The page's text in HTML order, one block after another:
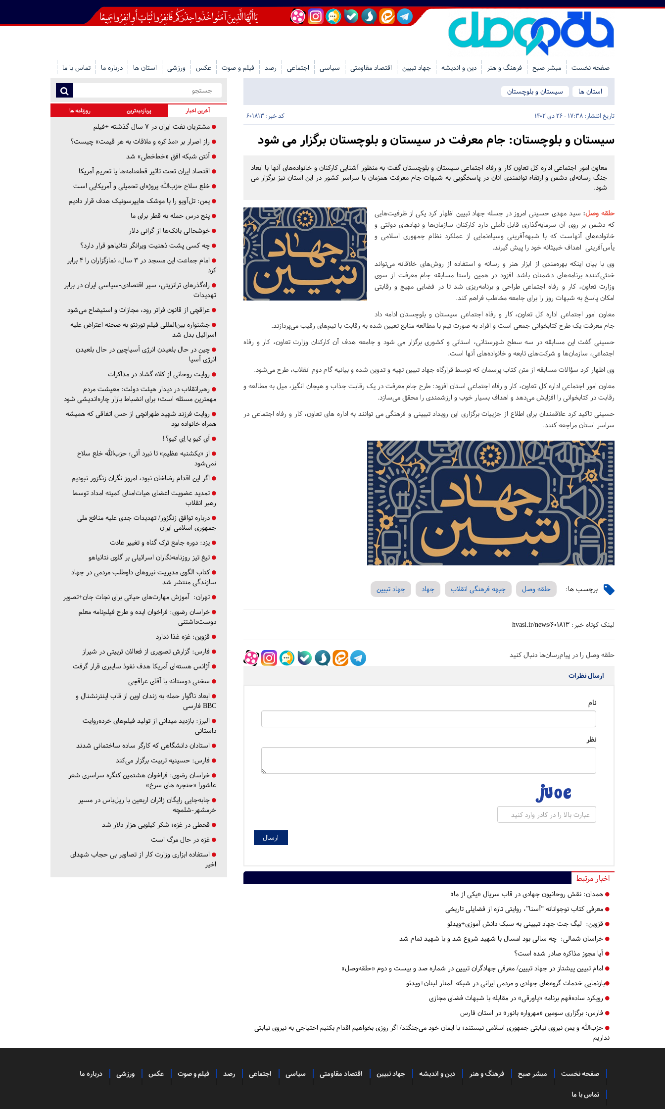
صفحه نخست مبشر صبح فرهنگ و هنر دین و اندیشه جهاد تبیین اقتصاد مقاومتی سیاسی اجتماعی رصد فیلم و صوت عکس ورزشی استان ها درباره ما تماس با ما
استان ها سیستان و بلوچستان
تاریخ انتشار: 17:38 - 26 دی 1402 کد خبر: 601813
سیستان و بلوچستان: جام معرفت در سیستان و بلوچستان برگزار می شود
معاون امور اجتماعی اداره کل تعاون کار و رفاه اجتماعی سیستان و بلوچستان گفت به منظور آشنایی کارکنان و خانواده‌های آنها با ابعاد
جنگ رسانه‌ای دشمن و ارتقاء توانمندی آنان در پاسخگویی به شبهات جام معرفت همزمان با سراسر کشور در این استان نیز برگزار می
شود.
حلقه وصل: سید مهدی حسینی امروز در جسله جهاد تبیین اظهار کرد یکی از ظرفیت‌هایی
که دشمن بر روی آن سرمایه‌گذاری قابل تأملی دارد کارکنان سازمان‌ها و نهادهای دولتی و
خانواده‌های آنهاست که با شبهه‌آفرینی وسیاه‌نمایی از عملکرد نظام جمهوری اسلامی و
یأس‌آفرینی اهداف خبیثانه خود را پیش گیرند.
وی با بیان اینکه بهره‌مندی از ابزار هنر و رسانه و استفاده از روش‌های خلاقانه می‌تواند
خنثی‌کننده برنامه‌های دشمنان باشد افزود در همین راستا مسابقه جام معرفت از سوی
وزارت تعاون، کار و رفاه اجتماعی طراحی و برنامه‌ریزی شد تا در فضایی مهیج و رقابتی
امکان پاسخ به شبهات روز را برای جامعه مخاطب فراهم کند.
معاون امور اجتماعی اداره کل تعاون، کار و رفاه اجتماعی سیستان و بلوچستان ادامه داد
جام معرفت یک طرح کتابخوانی جمعی است و افراد به صورت تیم با مطالعه منابع تعیین شده به رقابت با تیم‌های رقیب می‌پردازند.
حسینی گفت این مسابقه در سه سطح شهرستانی، استانی و کشوری برگزار می شود و جامعه هدف آن کارکنان وزارت تعاون، کار و رفاه
اجتماعی، سازمان‌ها و شرکت‌های تابعه و خانواده‌های آنها است.
وی اظهار کرد سؤالات مسابقه از متن کتاب پرسمان که توسط قرارگاه جهاد تبیین تهیه و تدوین شده و بیانیه گام دوم انقلاب، طرح می‌شود.
معاون امور اجتماعی اداره کل تعاون، کار و رفاه اجتماعی استان افزود: طرح جام معرفت در یک رقابت جذاب و هیجان انگیز، میل به مطالعه و
رقابت در کتابخوانی را افزایش می‌دهد و اهداف بسیار خوب و ارزشمندی را محقق می‌سازد.
حسینی تاکید کرد علاقمندان برای اطلاع از جزییات برگزاری این رویداد تبیینی و فرهنگی می توانند به اداره های تعاون، کار و رفاه اجتماعی در
سراسر استان مراجعه کنند.
برچسب ها: حلقه وصل جبهه فرهنگی انقلاب جهاد جهاد تبیین
لینک کوتاه خبر: hvasl.ir/news/601813
حلقه وصل را در پیام‌رسان‌ها دنبال کنید
ارسال نظرات
نام
نظر
اخبار مرتبط
همدان: نقش روحانیون جهادی در قاب سریال «یکی از ما»
معرفی کتاب نوجوانانه “آسنا”، روایتی تازه از فضایلی تاریخی
قزوین: لیگ جت جهاد تبیینی به سبک دانش آموزی+ویدئو
خراسان شمالی: چه سالی بود امسال با شهید شروع شد و با شهید تمام شد
آیا مجوز مذاکره صادر شده است؟
امام تبیین پیشتاز در جهاد تبیین/ معرفی جهادگران تبیین در شماره صد و بیست و دوم «حلقه‌وصل»
​​​​​​​بازنمایی خدمات گروه‌های جهادی و مردمی ایرانی در شبکه المنار لبنان+ویدئو
رویکرد ساده‌فهم برنامه «پاورقی» در مقابله با شبهات فضای مجازی
فارس: برگزاری سومین «مهرواره بانور» در استان فارس
حزب‌الله و یمن نیروی نیابتی جمهوری اسلامی نیستند؛ با ایمان خود می‌جنگند/ اگر روزی بخواهیم اقدام بکنیم احتیاجی به نیروی نیابتی
نداریم
آخرین اخبار پربازدیدترین روزنامه ها
مشتریان نفت ایران در ۷ سال گذشته +فیلم
راز اصرار بر «مذاکره و ملاقات به هر قیمت» چیست؟
آنتن شبکه افق «خط‌خطی» شد
اقتصاد ایران تحت تاثیر قطعنامه‌ها یا تحریم‌ آمریکا
خلع سلاح حزب‌الله پروژه‌ای تحمیلی و آمریکایی است
یمن: تل‌آویو را با موشک هایپرسونیک هدف قرار دادیم
پنج درس‌ حمله به قطر برای ما
خوشحالی بانک‌ها از گرانی دلار
چه کسی پشت ذهنیت ویرانگر نتانیاهو قرار دارد؟
امام جماعت این مسجد در ۳ سال، نمازگزاران را ۴ برابر
کرد
راه‌گذرهای ترانزیتی، سپر اقتصادی-سیاسی ایران در برابر
تهدیدات
عراقچی از قانون فراتر رود، مجازات و استیضاح می‌شود
جشنواره بین‌المللی فیلم تورنتو به صحنه اعتراض علیه
اسرائیل بدل شد
چین در حال بلعیدن انرژی آسیاچین در حال بلعیدن
انرژی آسیا
روایت روحانی از کلاه گشاد در مذاکرات
رهبرانقلاب در دیدار هیئت دولت: معیشت مردم
مهمترین مسئله است؛ برای انضباط بازار چاره‌اندیشی شود
روایت فرزند شهید طهرانچی از حس اتفاقی که همیشه
همراه خانواده بود
آي كيو يا اِي كيو؟!
از «یکشنبه عظیم» تا نبرد آتی؛ حزب‌الله خلع سلاح
نمی‌شود
اگر این اقدام رضاخان نبود، امروز نگران زنگزور نبودیم
تمدید عضویت اعضای هیات‌امنای کمیته امداد توسط
رهبر انقلاب
درباره توافق زنگزور/ تهدیدات جدی علیه منافع ملی
جمهوری اسلامی ایران
یزد: دوره جامع ترک گناه و تغییر عادت
تیغ تیز روزنامه‌نگاران اسرائیلی بر گلوی نتانیاهو
کتاب الگوی مدیریت نیروهای داوطلب مردمی در جهاد
سازندگی منتشر شد
تهران: آموزش مهارت‌های حیاتی برای نجات جان+تصویر
خراسان رضوی: فراخوان ایده و طرح فیلم‌نامه معلم
دوست‌داشتنی
قزوین: غزه غذا ندارد
فارس: گزارش تصویری از فعالان تربیتی در شیراز
آژانس هسته‌ای آمریکا هدف نفوذ سایبری قرار گرفت
سخنی دوستانه با آقای عراقچی
ابعاد ناگوار حمله به زندان اوین از قاب اینترنشنال و
BBC فارسی
البرز: بازدید میدانی از تولید فیلم‌های خرده‌روایت
داستانی
استادان دانشگاهی که کارگر ساده ساختمانی شدند
فارس: حسینیه تربیت برگزار می‌کند
خراسان رضوی: فراخوان هشتمین کنگره سراسری شعر
عاشورا «حنجره های سرخ»
جابه‌جایی رایگان زائران اربعین با ریل‌باس در مسیر
خرمشهر-شلمچه
قحطی در غزه؛ شکر کیلویی هزار دلار شد
غزه در حال مرگ است
استفاده ابزاری وزارت کار از تصاویر بی حجاب شهدای
اخیر
صفحه نخست مبشر صبح فرهنگ و هنر دین و اندیشه جهاد تبیین اقتصاد مقاومتی سیاسی اجتماعی رصد فیلم و صوت عکس ورزشی درباره ما
تماس با ما